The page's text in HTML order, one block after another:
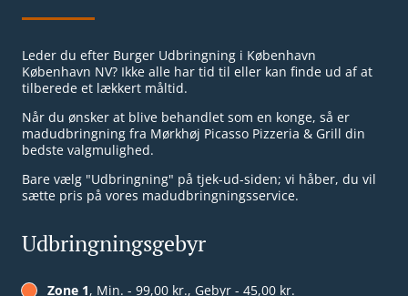
Leder du efter Burger Udbringning i København
København NV? Ikke alle har tid til eller kan finde ud af at
tilberede et lækkert måltid.
Når du ønsker at blive behandlet som en konge, så er
madudbringning fra Mørkhøj Picasso Pizzeria & Grill din
bedste valgmulighed.
Bare vælg "Udbringning" på tjek-ud-siden; vi håber, du vil
sætte pris på vores madudbringningsservice.
Udbringningsgebyr
Zone 1, Min. - 99,00 kr., Gebyr - 45,00 kr.